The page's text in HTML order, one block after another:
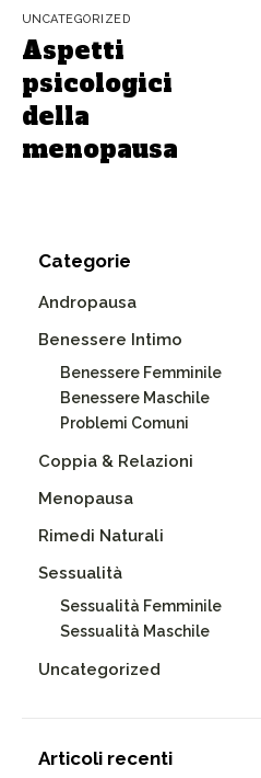
UNCATEGORIZED
Aspetti
psicologici
della
menopausa
Categorie
Andropausa
Benessere Intimo
Benessere Femminile
Benessere Maschile
Problemi Comuni
Coppia & Relazioni
Menopausa
Rimedi Naturali
Sessualità
Sessualità Femminile
Sessualità Maschile
Uncategorized
Articoli recenti